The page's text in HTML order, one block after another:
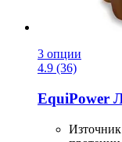
3 опции
4.9 (36)
EquiPower